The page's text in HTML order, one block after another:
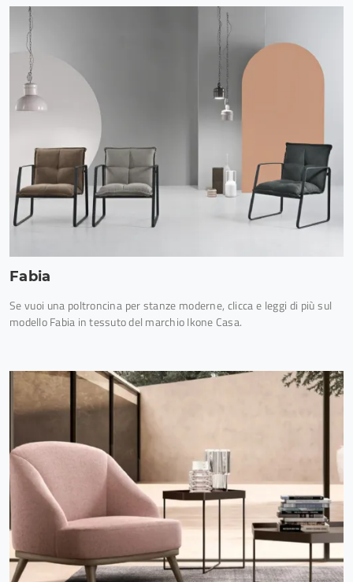
Fabia
Se vuoi una poltroncina per stanze moderne, clicca e leggi di più sul
modello Fabia in tessuto del marchio Ikone Casa.